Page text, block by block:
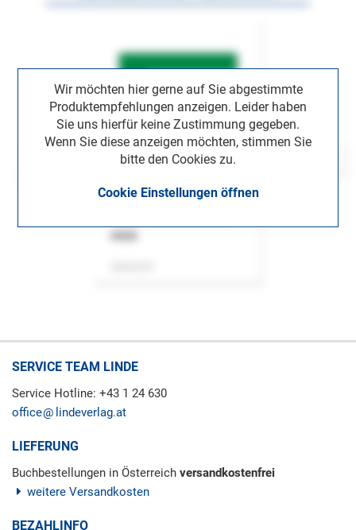
Wir möchten hier gerne auf Sie abgestimmte
Produktempfehlungen anzeigen. Leider haben
Sie uns hierfür keine Zustimmung gegeben.
Wenn Sie diese anzeigen möchten, stimmen Sie
bitte den Cookies zu.
Cookie Einstellungen öffnen
SERVICE TEAM LINDE
Service Hotline: +43 1 24 630
office
lindeverlag.at
LIEFERUNG
Buchbestellungen in Österreich versandkostenfrei
weitere Versandkosten
BEZAHLINFO